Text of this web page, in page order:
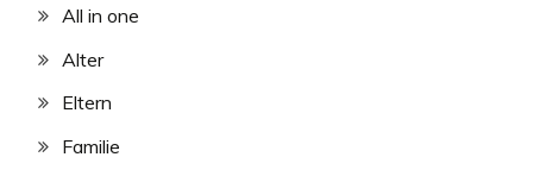
All in one
Alter
Eltern
Familie